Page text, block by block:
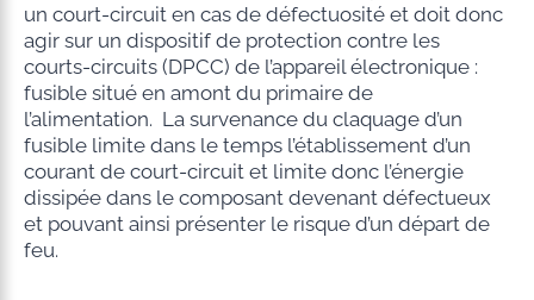
un court-circuit en cas de défectuosité et doit donc
agir sur un dispositif de protection contre les
courts-circuits (DPCC) de l’appareil électronique :
fusible situé en amont du primaire de
l’alimentation. La survenance du claquage d’un
fusible limite dans le temps l’établissement d’un
courant de court-circuit et limite donc l’énergie
dissipée dans le composant devenant défectueux
et pouvant ainsi présenter le risque d’un départ de
feu.